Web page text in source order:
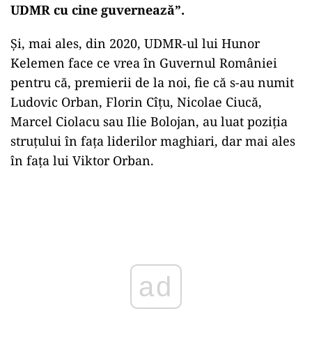
UDMR cu cine guvernează”.
Și, mai ales, din 2020, UDMR-ul lui Hunor
Kelemen face ce vrea în Guvernul României
pentru că, premierii de la noi, fie că s-au numit
Ludovic Orban, Florin Cîțu, Nicolae Ciucă,
Marcel Ciolacu sau Ilie Bolojan, au luat poziția
struțului în fața liderilor maghiari, dar mai ales
în fața lui Viktor Orban.